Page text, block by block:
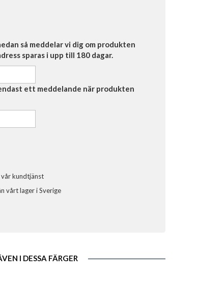
så meddelar vi dig om produkten
sparas i upp till 180 dagar.
ett meddelande när produkten
vår kundtjänst
vårt lager i Sverige
I DESSA FÄRGER